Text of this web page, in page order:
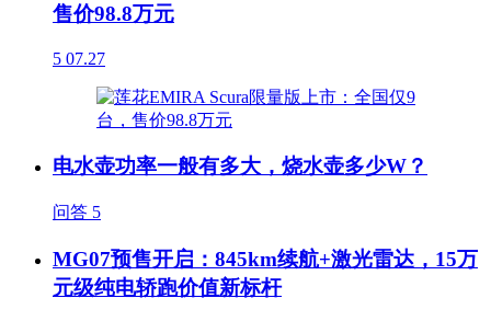
售价98.8万元
5 07.27
电水壶功率一般有多大，烧水壶多少W？
问答 5
MG07预售开启：845km续航+激光雷达，15万
元级纯电轿跑价值新标杆